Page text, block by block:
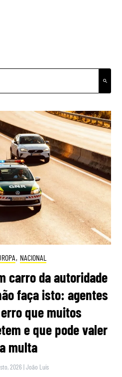
, NACIONAL
carro da autoridade
faça isto: agentes
que muitos
e que pode valer
multa
2026 |João Luís